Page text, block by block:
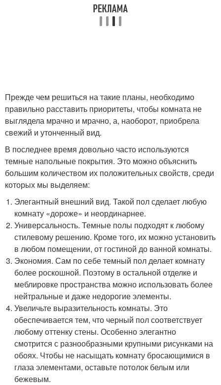
Прежде чем решиться на такие планы, необходимо
правильно расставить приоритеты, чтобы комната не
выглядела мрачно и мрачно, а, наоборот, приобрела
свежий и утонченный вид.
В последнее время довольно часто используются
темные напольные покрытия. Это можно объяснить
большим количеством их положительных свойств, среди
которых мы выделяем:
Элегантный внешний вид. Такой пол сделает любую
комнату «дороже» и неординарнее.
Универсальность. Темные полы подходят к любому
стилевому решению. Кроме того, их можно установить
в любом помещении, от гостиной до ванной комнаты.
Экономия. Сам по себе темный пол делает комнату
более роскошной. Поэтому в остальной отделке и
меблировке пространства можно использовать более
нейтральные и даже недорогие элементы.
Увеличьте выразительность комнаты. Это
обеспечивается тем, что черный пол соответствует
любому оттенку стены. Особенно элегантно
смотрится с разнообразными крупными рисунками на
обоях. Чтобы не насыщать комнату бросающимися в
глаза элементами, оставьте потолок белым или
бежевым.